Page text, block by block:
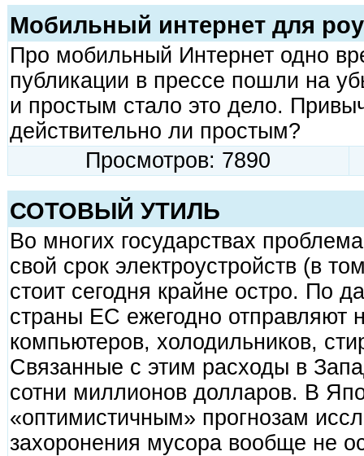
Мобильный интернет для
Про мобильный Интернет одно
публикации в прессе пошли на
и простым стало это дело.
действительно ли простым?
Просмотров: 7890
СОТОВЫЙ УТИЛЬ
Во многих государствах
свой срок электроустройств (в
стоит сегодня крайне остро. По
страны ЕС ежегодно отправляют
компьютеров, холодильников,
Связанные с этим расходы в
сотни миллионов долларов. В
«оптимистичным» прогнозам
захоронения мусора вообще не